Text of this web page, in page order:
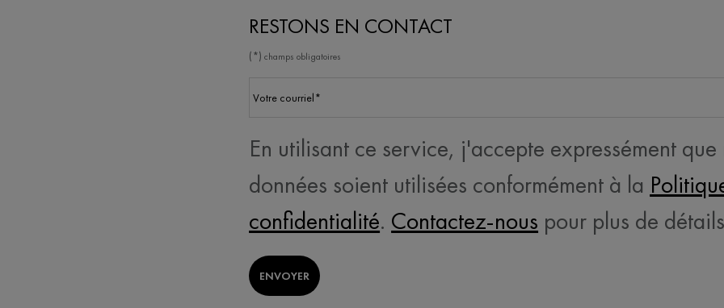
RESTONS EN CONTACT
(*) champs obligatoires
Votre courriel*
En utilisant ce service, j'accepte expressément que
données soient utilisées conformément à la
confidentialité. Contactez-nous pour plus de
ENVOYER